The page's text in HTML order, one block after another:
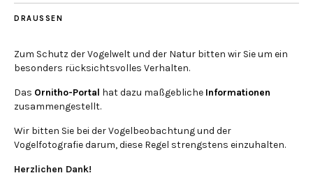
DRAUSSEN
Zum Schutz der Vogelwelt und der Natur bitten wir Sie um ein
besonders rücksichtsvolles Verhalten.
Das Ornitho-Portal hat dazu maßgebliche Informationen
zusammengestellt.
Wir bitten Sie bei der Vogelbeobachtung und der
Vogelfotografie darum, diese Regel strengstens einzuhalten.
Herzlichen Dank!